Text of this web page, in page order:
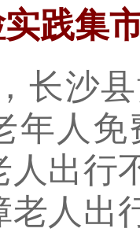
践集
长沙
年人
人出行
老人出